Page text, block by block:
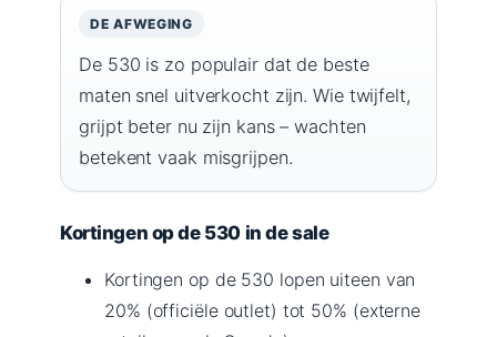
DE AFWEGING
De 530 is zo populair dat de beste
maten snel uitverkocht zijn. Wie twijfelt,
grijpt beter nu zijn kans – wachten
betekent vaak misgrijpen.
Kortingen op de 530 in de sale
Kortingen op de 530 lopen uiteen van
20% (officiële outlet) tot 50% (externe